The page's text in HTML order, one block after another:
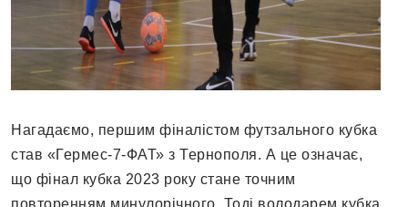
Нагадаємо, першим фіналістом футзального кубка
став «Гермес-7-ФАТ» з Тернополя. А це означає,
що фінал кубка 2023 року стане точним